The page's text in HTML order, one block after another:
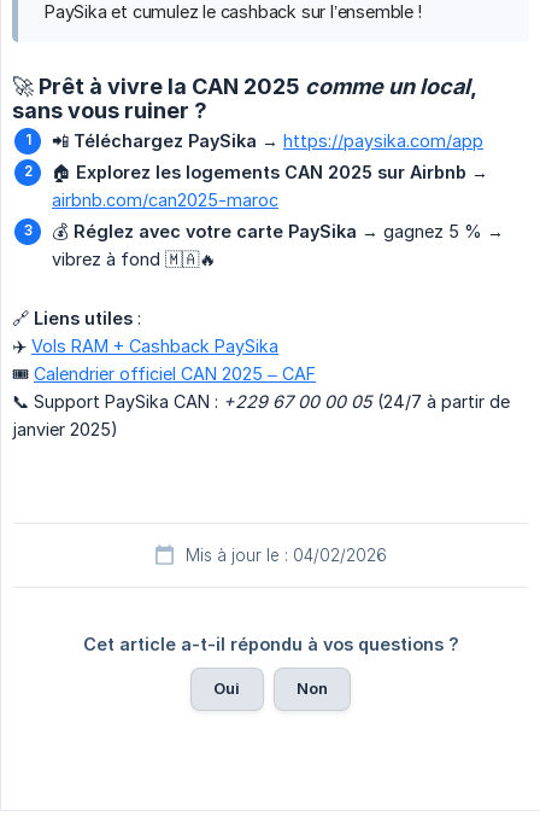
PaySika et cumulez le cashback sur l’ensemble !
🚀 Prêt à vivre la CAN 2025 comme un local,
sans vous ruiner ?
📲 Téléchargez PaySika → https://paysika.com/app
🏠 Explorez les logements CAN 2025 sur Airbnb →
airbnb.com/can2025-maroc
💰 Réglez avec votre carte PaySika → gagnez 5 % →
vibrez à fond 🇲🇦🔥
🔗 Liens utiles :
✈️ Vols RAM + Cashback PaySika
🎟️ Calendrier officiel CAN 2025 – CAF
📞 Support PaySika CAN : +229 67 00 00 05(24/7 à partir de
janvier 2025)
Mis à jour le : 04/02/2026
Cet article a-t-il répondu à vos questions ?
Oui Non